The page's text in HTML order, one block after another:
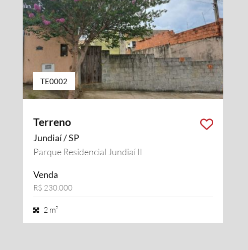
TE0002
Terreno
Jundiaí / SP
Parque Residencial Jundiaí II
Venda
R$ 230.000
2 m²